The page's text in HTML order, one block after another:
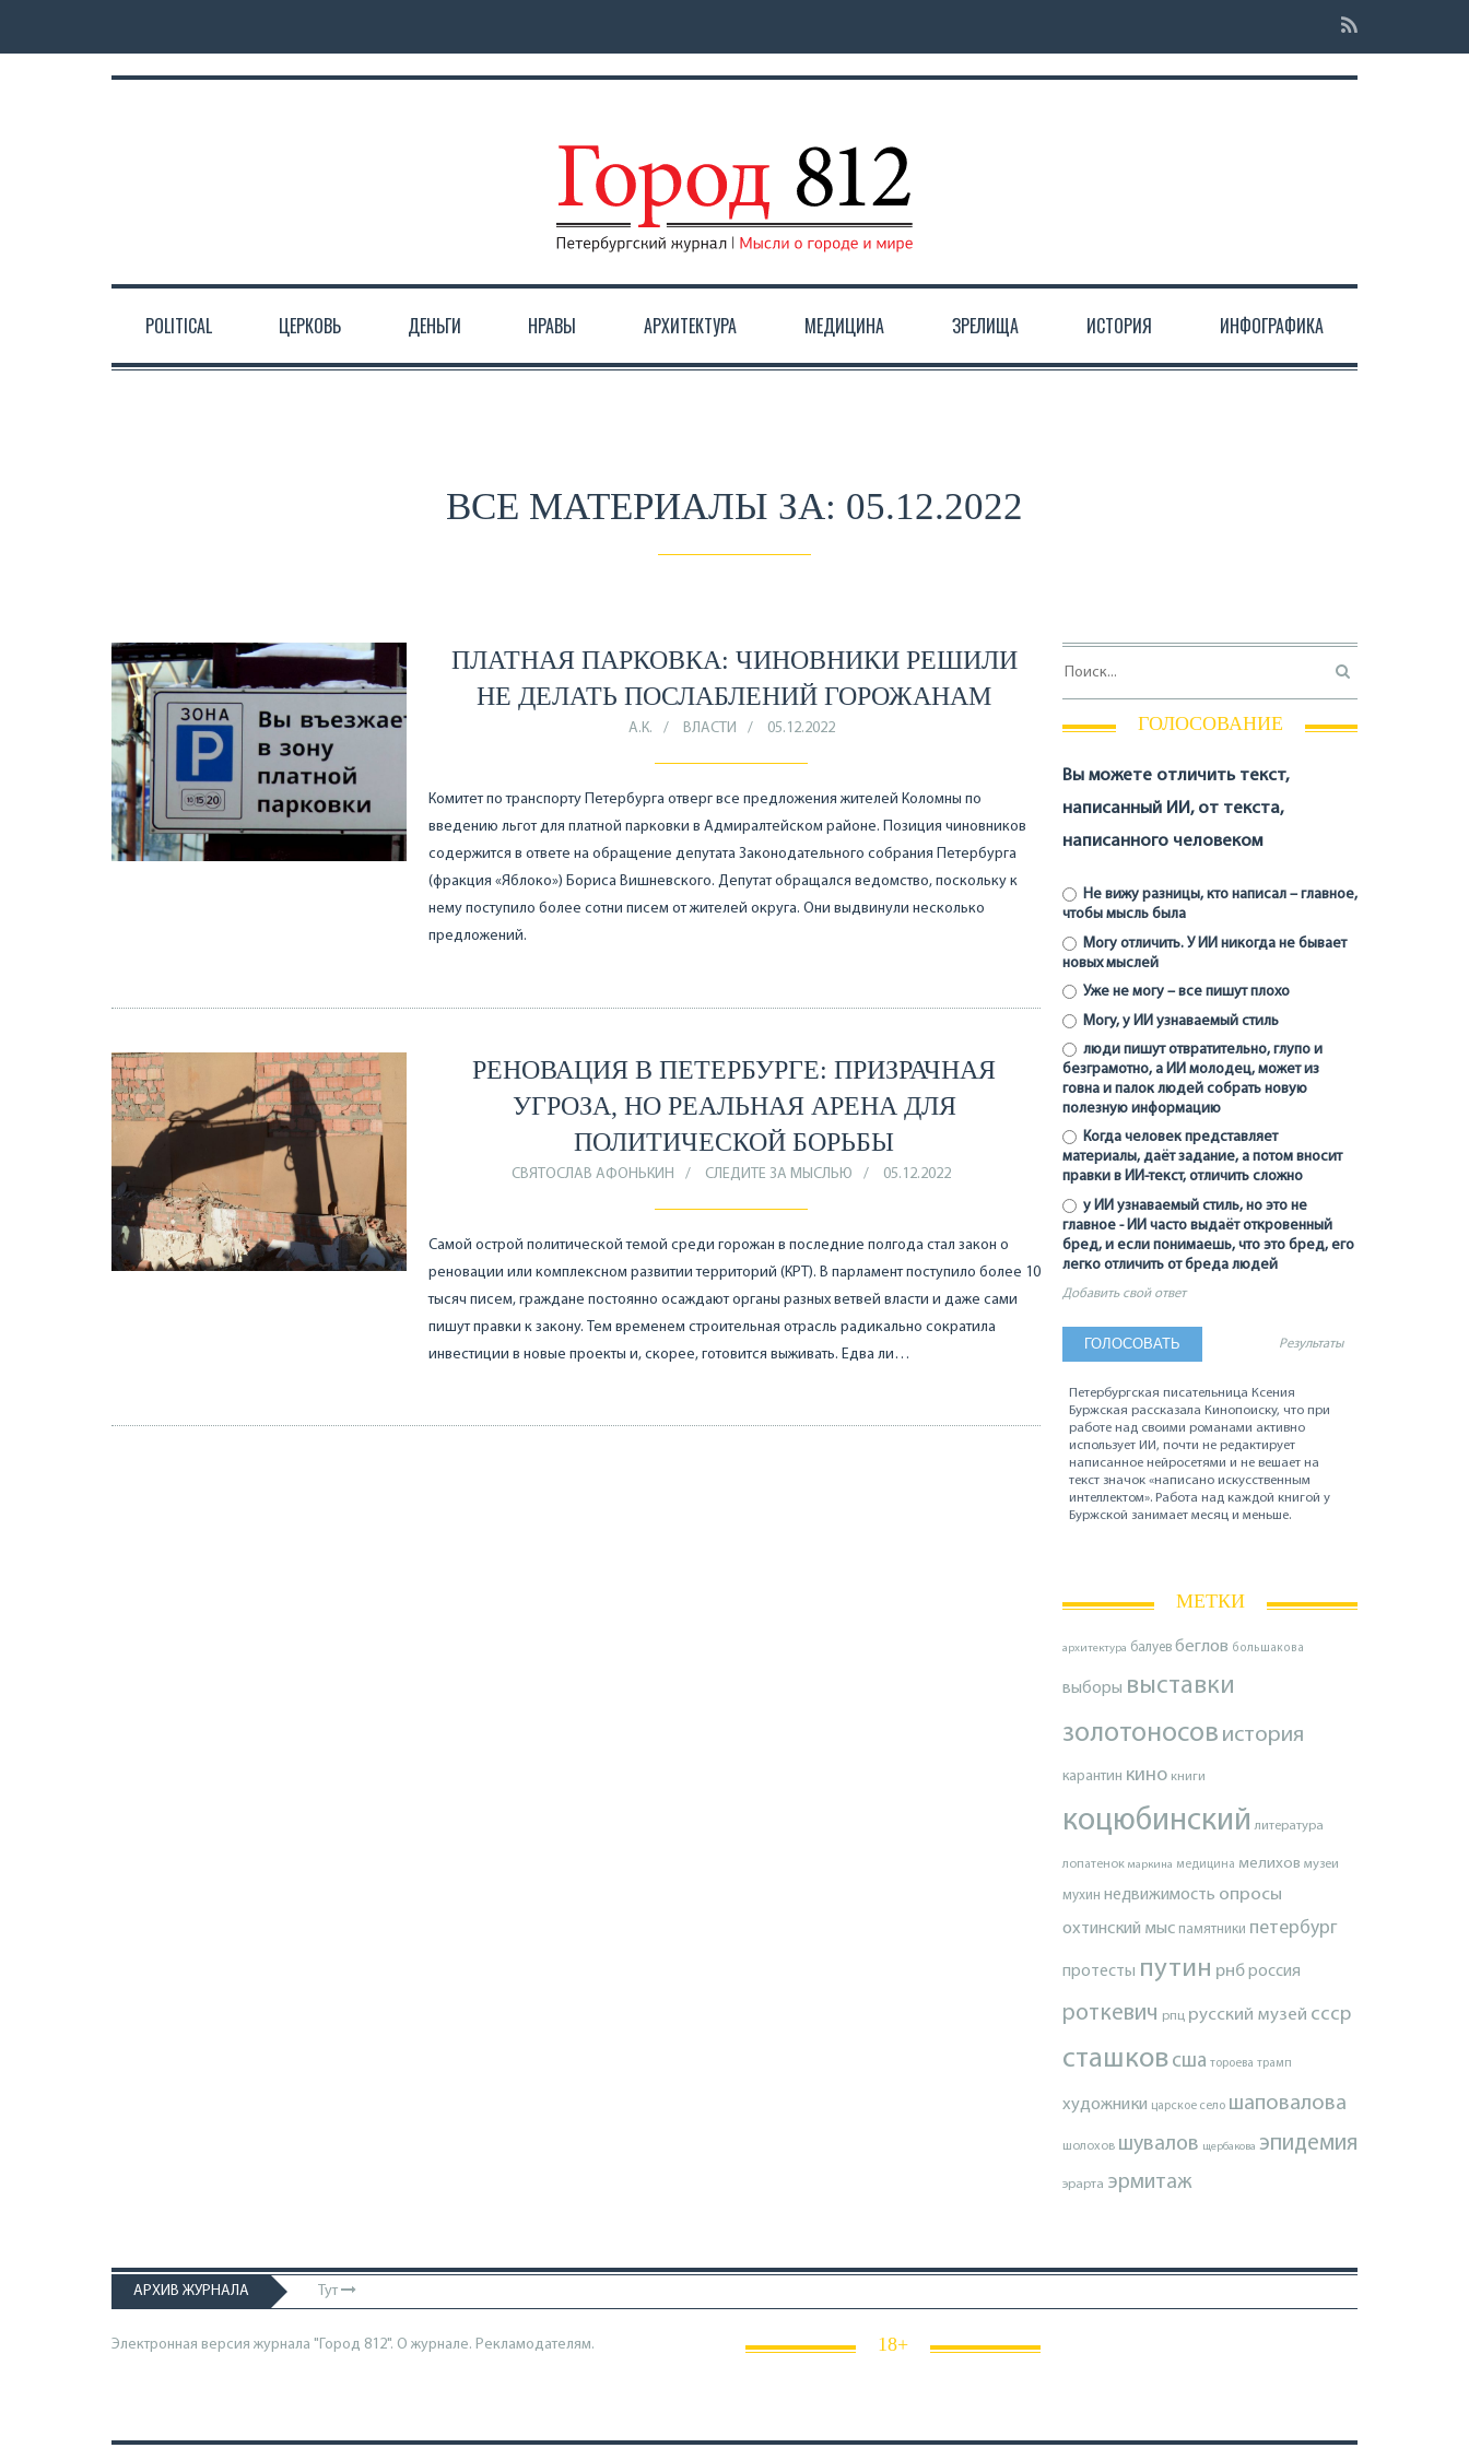
POLITICAL ЦЕРКОВЬ ДЕНЬГИ НРАВЫ АРХИТЕКТУРА МЕДИЦИНА ЗРЕЛИЩА ИСТОРИЯ ИНФОГРАФИКА
ВСЕ МАТЕРИАЛЫ ЗА: 05.12.2022
ПЛАТНАЯ ПАРКОВКА: ЧИНОВНИКИ РЕШИЛИ
НЕ ДЕЛАТЬ ПОСЛАБЛЕНИЙ ГОРОЖАНАМ
А.К. ВЛАСТИ 05.12.2022
Комитет по транспорту Петербурга отверг все предложения жителей Коломны по
введению льгот для платной парковки в Адмиралтейском районе. Позиция чиновников
содержится в ответе на обращение депутата Законодательного собрания Петербурга
(фракция «Яблоко») Бориса Вишневского. Депутат обращался ведомство, поскольку к
нему поступило более сотни писем от жителей округа. Они выдвинули несколько
предложений.
РЕНОВАЦИЯ В ПЕТЕРБУРГЕ: ПРИЗРАЧНАЯ
УГРОЗА, НО РЕАЛЬНАЯ АРЕНА ДЛЯ
ПОЛИТИЧЕСКОЙ БОРЬБЫ
СВЯТОСЛАВ АФОНЬКИН СЛЕДИТЕ ЗА МЫСЛЬЮ 05.12.2022
Самой острой политической темой среди горожан в последние полгода стал закон о
реновации или комплексном развитии территорий (КРТ). В парламент поступило более 10
тысяч писем, граждане постоянно осаждают органы разных ветвей власти и даже сами
пишут правки к закону. Тем временем строительная отрасль радикально сократила
инвестиции в новые проекты и, скорее, готовится выживать. Едва ли…
ГОЛОСОВАНИЕ
Вы можете отличить текст,
написанный ИИ, от текста,
написанного человеком
Не вижу разницы, кто написал – главное,
чтобы мысль была
Могу отличить. У ИИ никогда не бывает
новых мыслей
Уже не могу – все пишут плохо
Могу, у ИИ узнаваемый стиль
люди пишут отвратительно, глупо и
безграмотно, а ИИ молодец, может из
говна и палок людей собрать новую
полезную информацию
Когда человек представляет
материалы, даёт задание, а потом вносит
правки в ИИ-текст, отличить сложно
у ИИ узнаваемый стиль, но это не
главное - ИИ часто выдаёт откровенный
бред, и если понимаешь, что это бред, его
легко отличить от бреда людей
Добавить свой ответ
Результаты
Петербургская писательница Ксения
Буржская рассказала Кинопоиску, что при
работе над своими романами активно
использует ИИ, почти не редактирует
написанное нейросетями и не вешает на
текст значок «написано искусственным
интеллектом». Работа над каждой книгой у
Буржской занимает месяц и меньше.
МЕТКИ
архитектура балуев беглов большакова
выборы выставки
золотоносов история
карантин кино книги
коцюбинский литература
лопатенок маркина медицина мелихов музеи
мухин недвижимость опросы
охтинский мыс памятники петербург
протесты путин рнброссия
роткевич рпц русский музей ссср
сташков сша тороева трамп
художники царское село шаповалова
шолохов шувалов щербакова эпидемия
эрарта эрмитаж
АРХИВ ЖУРНАЛА Тут
Электронная версия журнала "Город 812". О журнале. Рекламодателям. 18+